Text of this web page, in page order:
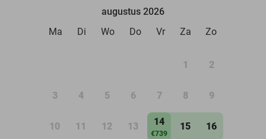
augustus 2026
Ma
Di Wo Do Vr Za Zo
1 2
3 4 5 6 7 8 9
10 11 12 13 14
€739
15 16